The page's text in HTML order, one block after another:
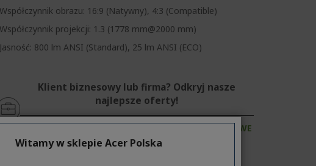
Współczynnik obrazu: 16:9 (Natywny), 4:3 (Compatible)
Współczynnik projekcji: 1.3 (1778 mm@2000 mm)
Jasność: 800 lm ANSI (Standard), 25 lm ANSI (ECO)
Klient biznesowy lub firma? Odkryj nasze
najlepsze oferty!
ZAŁÓŻ KONTO FIRMOWE
Witamy w sklepie Acer Polska